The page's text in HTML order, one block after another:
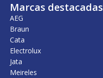
Marcas destacadas
AEG
Braun
Cata
Electrolux
Jata
Meireles